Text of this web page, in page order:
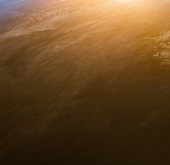
locaux sont
réalité de ces
avaient investi 200
Van Ruymbeke
jamais rendu sur
d’inspection